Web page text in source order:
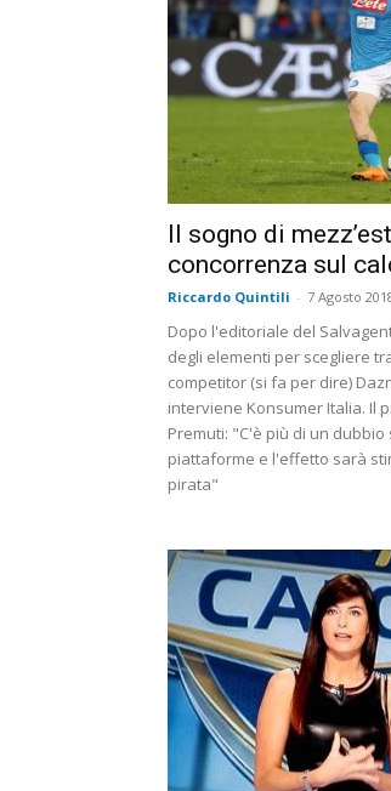
Il sogno di
concorrenza sul
Riccardo Quintili - 7 Agosto
Dopo l'editoriale del
degli elementi per scegliere
competitor (si fa per dire)
interviene Konsumer Italia. Il
Premuti: "C'è più di un
piattaforme e l'effetto sarà
pirata"